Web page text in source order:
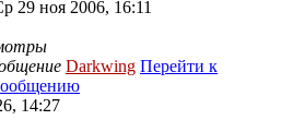
29 ноя 2006, 16:11
Darkwing Перейти к
14:27